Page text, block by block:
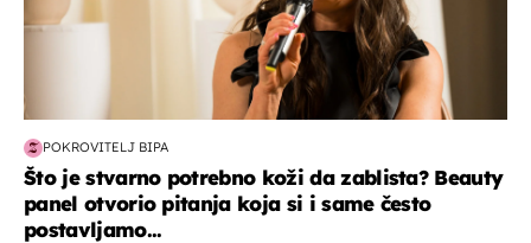
POKROVITELJ BIPA
Što je stvarno potrebno koži da zablista? Beauty
panel otvorio pitanja koja si i same često
postavljamo...